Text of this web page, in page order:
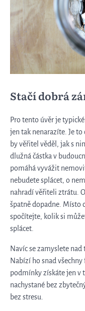
Stačí dobrá
Pro tento úvěr je
jen tak nenarazíte. Je
by věřitel věděl, jak s
dlužná částka v
pomáhá vyvážit
nebudete splácet, o
nahradí věřiteli ztrátu.
špatně dopadne. Místo
spočítejte, kolik si
splácet.
Navíc se zamyslete
Nabízí ho snad
podmínky získáte jen v
nachystané bez
bez stresu.